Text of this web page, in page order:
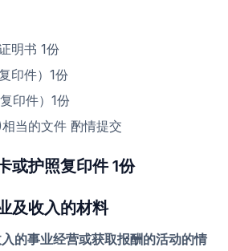
明书 1份
印件）1份
印件）1份
当的文件 酌情提交
或护照复印件 1份
及收入的材料
的事业经营或获取报酬的活动的情